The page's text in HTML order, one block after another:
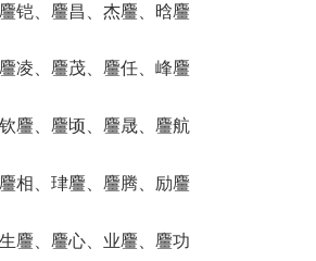
铠、麠昌、杰麠、晗麠
凌、麠茂、麠任、峰麠
麠、麠顷、麠晟、麠航
相、珒麠、麠腾、励麠
麠、麠心、业麠、麠功